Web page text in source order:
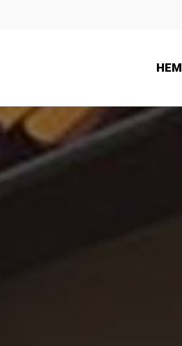
HEM